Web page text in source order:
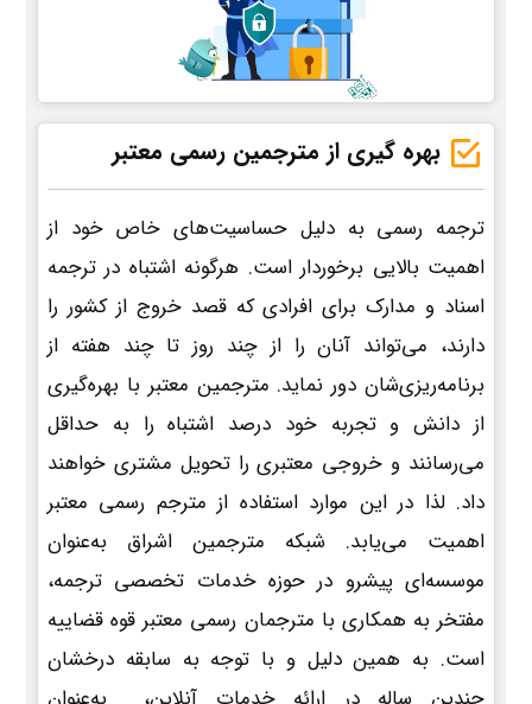
بهره گیری از مترجمین رسمی معتبر
ترجمه رسمی به دلیل حساسیت‌های خاص خود از
اهمیت بالایی برخوردار است. هرگونه اشتباه در ترجمه
اسناد و مدارک برای افرادی که قصد خروج از کشور را
دارند، می‌تواند آنان را از چند روز تا چند هفته از
برنامه‌ریزی‌شان دور نماید. مترجمین معتبر با بهره‌گیری
از دانش و تجربه خود درصد اشتباه را به حداقل
می‌رسانند و خروجی معتبری را تحویل مشتری خواهند
داد. لذا در این موارد استفاده از مترجم رسمی معتبر
اهمیت می‌یابد. شبکه مترجمین اشراق به‌عنوان
موسسه‌ای پیشرو در حوزه خدمات تخصصی ترجمه،
مفتخر به همکاری با مترجمان رسمی معتبر قوه قضاییه
است. به همین دلیل و با توجه به سابقه درخشان